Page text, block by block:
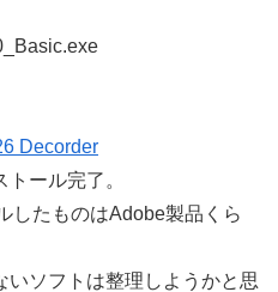
Decorder
ール完了。
したものはAdobe製品くら
いソフトは整理しようかと思